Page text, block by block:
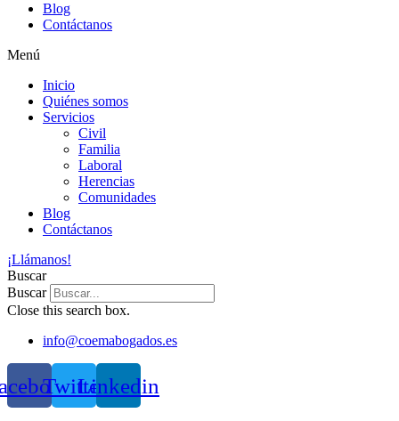
Blog
Contáctanos
Menú
Inicio
Quiénes somos
Servicios
Civil
Familia
Laboral
Herencias
Comunidades
Blog
Contáctanos
¡Llámanos!
Buscar
Buscar
Close this search box.
info@coemabogados.es
TwitterLinkedin